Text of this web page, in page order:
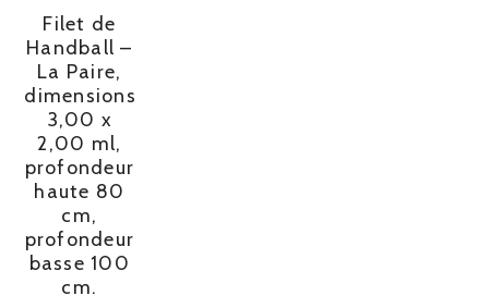
Filet de
Handball –
La Paire,
dimensions
3,00 x
2,00 ml,
profondeur
haute 80
cm,
profondeur
basse 100
cm.